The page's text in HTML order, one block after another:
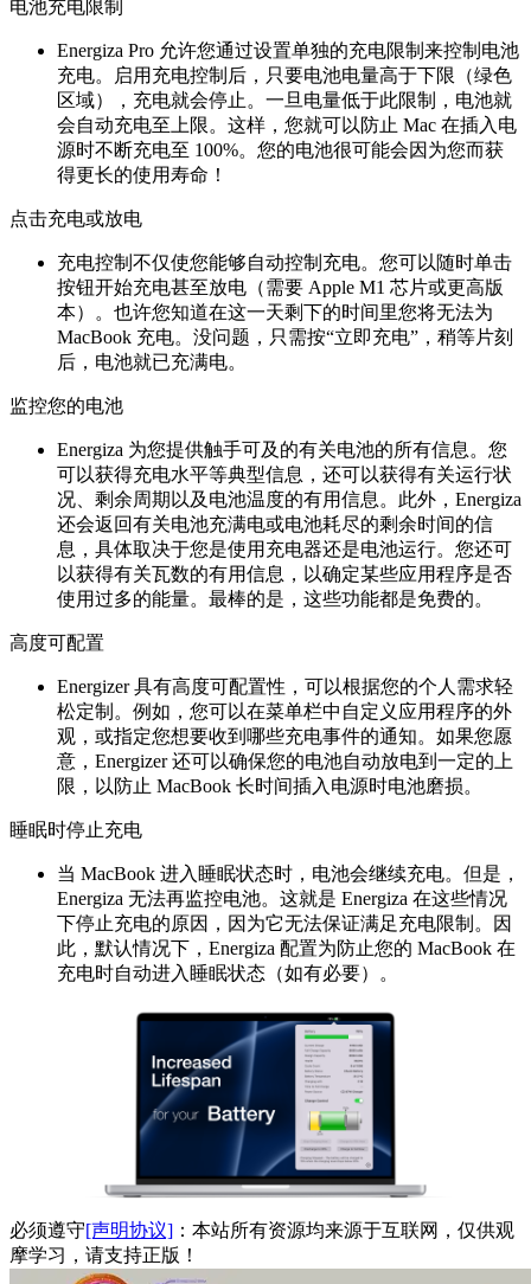
电池充电限制
Energiza Pro 允许您通过设置单独的充电限制来控制电池
充电。启用充电控制后，只要电池电量高于下限（绿色
区域），充电就会停止。一旦电量低于此限制，电池就
会自动充电至上限。这样，您就可以防止 Mac 在插入电
源时不断充电至 100%。您的电池很可能会因为您而获
得更长的使用寿命！
点击充电或放电
充电控制不仅使您能够自动控制充电。您可以随时单击
按钮开始充电甚至放电（需要 Apple M1 芯片或更高版
本）。也许您知道在这一天剩下的时间里您将无法为
MacBook 充电。没问题，只需按“立即充电”，稍等片刻
后，电池就已充满电。
监控您的电池
Energiza 为您提供触手可及的有关电池的所有信息。您
可以获得充电水平等典型信息，还可以获得有关运行状
况、剩余周期以及电池温度的有用信息。此外，Energiza
还会返回有关电池充满电或电池耗尽的剩余时间的信
息，具体取决于您是使用充电器还是电池运行。您还可
以获得有关瓦数的有用信息，以确定某些应用程序是否
使用过多的能量。最棒的是，这些功能都是免费的。
高度可配置
Energizer 具有高度可配置性，可以根据您的个人需求轻
松定制。例如，您可以在菜单栏中自定义应用程序的外
观，或指定您想要收到哪些充电事件的通知。如果您愿
意，Energizer 还可以确保您的电池自动放电到一定的上
限，以防止 MacBook 长时间插入电源时电池磨损。
睡眠时停止充电
当 MacBook 进入睡眠状态时，电池会继续充电。但是，
Energiza 无法再监控电池。这就是 Energiza 在这些情况
下停止充电的原因，因为它无法保证满足充电限制。因
此，默认情况下，Energiza 配置为防止您的 MacBook 在
充电时自动进入睡眠状态（如有必要）。
必须遵守[声明协议] ：本站所有资源均来源于互联网，仅供观
摩学习，请支持正版！